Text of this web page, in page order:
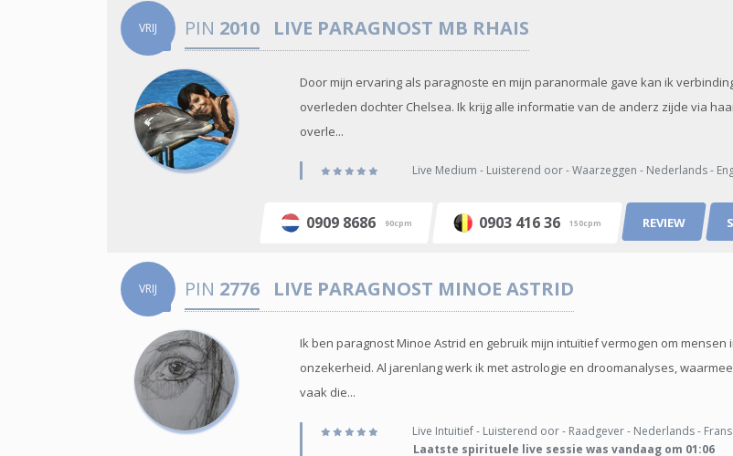
VRIJ PIN 2010 LIVE PARAGNOST MB RHAIS
Door mijn ervaring als paragnoste en mijn paranormale gave kan ik
overleden dochter Chelsea. Ik krijg alle informatie van de anderz zijde via
overle...
Live Medium - Luisterend oor - Waarzeggen - Nederlands -
0909 8686 90cpm 0903 416 36 150cpm REVIEW
VRIJ PIN 2776 LIVE PARAGNOST MINOE ASTRID
Ik ben paragnost Minoe Astrid en gebruik mijn intuïtief vermogen om
onzekerheid. Al jarenlang werk ik met astrologie en droomanalyses,
vaak die...
Live Intuitief - Luisterend oor - Raadgever - Nederlands - Frans
Laatste spirituele live sessie was vandaag om 01:06